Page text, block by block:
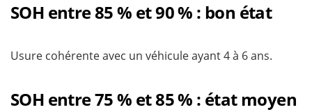
SOH entre 85 % et 90 % : bon état
Usure cohérente avec un véhicule ayant 4 à 6 ans.
SOH entre 75 % et 85 % : état moyen